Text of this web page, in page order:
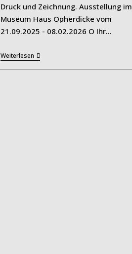
Druck und Zeichnung. Ausstellung im
Museum Haus Opherdicke vom
21.09.2025 - 08.02.2026 O Ihr…
Weiterlesen „O
IHR
MENSCHEN“